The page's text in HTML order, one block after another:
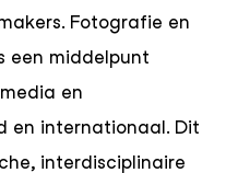
Fotografie en
een middelpunt
en
en internationaal. Dit
interdisciplinaire